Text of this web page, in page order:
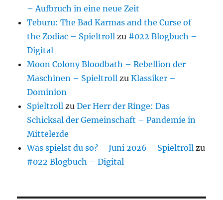
– Aufbruch in eine neue Zeit
Teburu: The Bad Karmas and the Curse of
the Zodiac – Spieltroll zu #022 Blogbuch –
Digital
Moon Colony Bloodbath – Rebellion der
Maschinen – Spieltroll zuKlassiker –
Dominion
Spieltroll zuDer Herr der Ringe: Das
Schicksal der Gemeinschaft – Pandemie in
Mittelerde
Was spielst du so? – Juni 2026 – Spieltroll zu
#022 Blogbuch – Digital